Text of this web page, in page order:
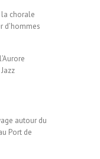
la chorale
d’hommes
autour du
Port de